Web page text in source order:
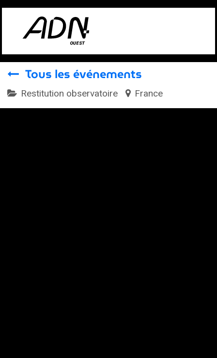
Se rendre au contenu
Tous les événements
Restitution observatoire France